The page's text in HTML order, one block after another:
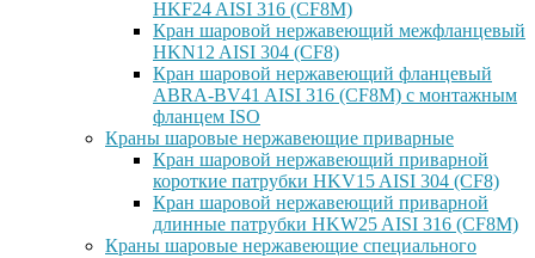
HKF24 AISI 316 (CF8M)
Кран шаровой нержавеющий межфланцевый
HKN12 AISI 304 (CF8)
Кран шаровой нержавеющий фланцевый
ABRA-BV41 AISI 316 (CF8M) с монтажным
фланцем ISO
Краны шаровые нержавеющие приварные
Кран шаровой нержавеющий приварной
короткие патрубки HKV15 AISI 304 (CF8)
Кран шаровой нержавеющий приварной
длинные патрубки HKW25 AISI 316 (CF8M)
Краны шаровые нержавеющие специального